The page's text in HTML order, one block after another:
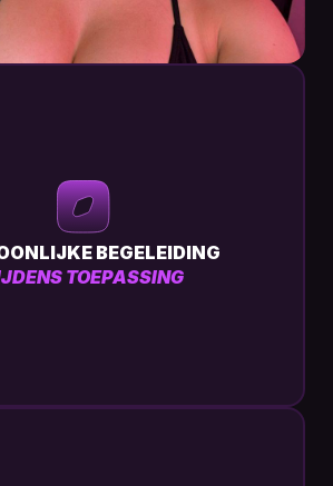
BEGELEIDING
TOEPASSING